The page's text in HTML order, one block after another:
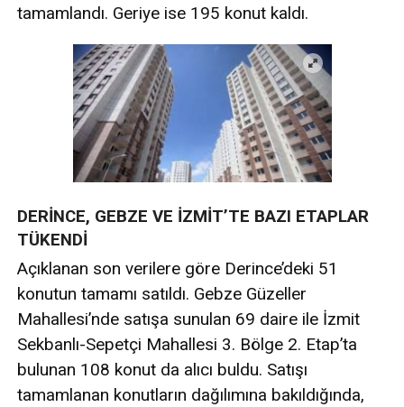
tamamlandı. Geriye ise 195 konut kaldı.
DERİNCE, GEBZE VE İZMİT’TE BAZI ETAPLAR
TÜKENDİ
Açıklanan son verilere göre Derince’deki 51
konutun tamamı satıldı. Gebze Güzeller
Mahallesi’nde satışa sunulan 69 daire ile İzmit
Sekbanlı-Sepetçi Mahallesi 3. Bölge 2. Etap’ta
bulunan 108 konut da alıcı buldu. Satışı
tamamlanan konutların dağılımına bakıldığında,